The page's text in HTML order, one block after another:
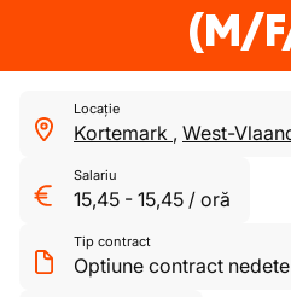
(M/
Locație
Kortemark , West-
Salariu
15,45 - 15,45 / oră
Tip contract
Optiune contract